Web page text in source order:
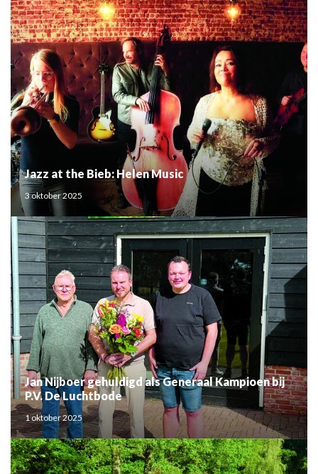
Jazz at the Bieb: Helen Music
3 oktober 2025
Jan Nijboer gehuldigd als Generaal Kampioen bij
P.V. De Luchtbode
1 oktober 2025